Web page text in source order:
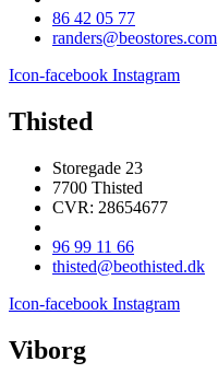
86 42 05 77
randers@beostores.com
Icon-facebook Instagram
Thisted
Storegade 23
7700 Thisted
CVR: 28654677
96 99 11 66
thisted@beothisted.dk
Icon-facebook Instagram
Viborg